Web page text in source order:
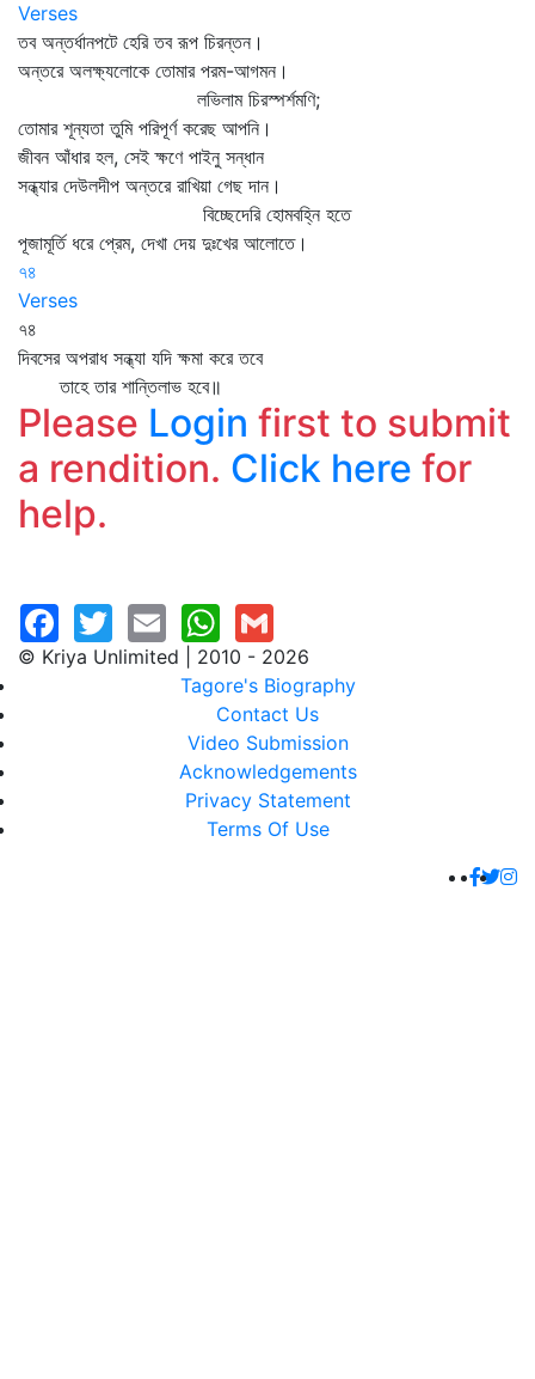
Verses
তব অন্তর্ধানপটে হেরি তব রূপ চিরন্তন।
অন্তরে অলক্ষ্যলোকে তোমার পরম-আগমন।
লভিলাম চিরস্পর্শমণি;
তোমার শূন্যতা তুমি পরিপূর্ণ করেছ আপনি।
জীবন আঁধার হল, সেই ক্ষণে পাইনু সন্ধান
সন্ধ্যার দেউলদীপ অন্তরে রাখিয়া গেছ দান।
বিচ্ছেদেরি হোমবহ্নি হতে
পূজামূর্তি ধরে প্রেম, দেখা দেয় দুঃখের আলোতে।
৭৪
Verses
৭৪
দিবসের অপরাধ সন্ধ্যা যদি ক্ষমা করে তবে
তাহে তার শান্তিলাভ হবে॥
Please Login first to submit
a rendition. Click here for
help.
© Kriya Unlimited | 2010 - 2026
Tagore's Biography
Contact Us
Video Submission
Acknowledgements
Privacy Statement
Terms Of Use